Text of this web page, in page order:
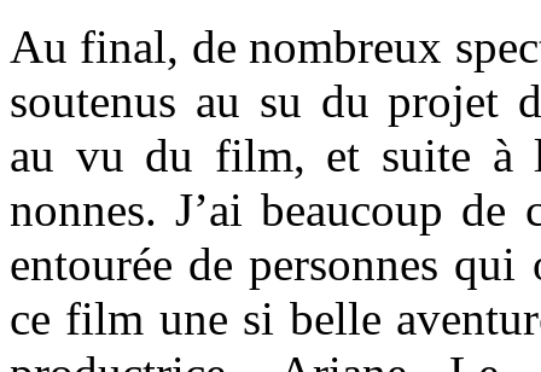
Au final, de nombreux
soutenus au su du projet
au vu du film, et suite à
nonnes. J’ai beaucoup de
entourée de personnes
ce film une si belle